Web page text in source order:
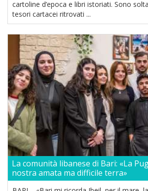
cartoline d’epoca e libri istoriati. Sono
tesori cartacei ritrovati ...
La comunità libanese di Bari: «La
nostra amata ma difficile terra»